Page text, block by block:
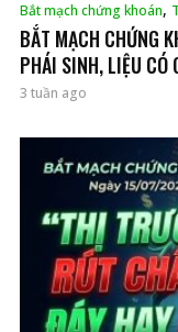
Bắt mạch chứng khoán,
BẮT MẠCH CHỨNG
PHÁI SINH, LIỆU
3 tuần ago